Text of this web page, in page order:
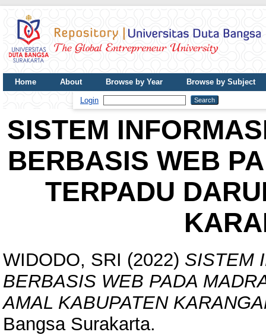
Home About Browse by Year
Browse by Subject
Login
SISTEM
BERBASIS WEB
TERPADU
WIDODO, SRI (2022) SISTEM
BERBASIS WEB PADA
AMAL KABUPATEN
Bangsa Surakarta.